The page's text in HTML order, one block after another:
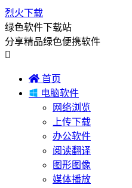
烈火下载
绿色软件下载站
分享精品绿色便携软件

 首页
 电脑软件
网络浏览
上传下载
办公软件
阅读翻译
图形图像
媒体播放